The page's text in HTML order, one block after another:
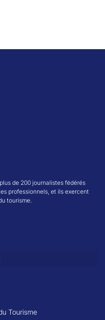
de 200 journalistes fédérés
professionnels, et ils exercent
tourisme.
Tourisme